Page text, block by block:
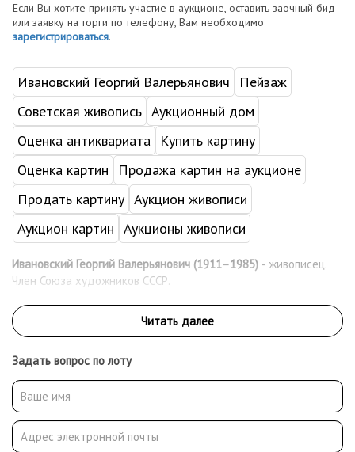
Если Вы хотите принять участие в аукционе, оставить заочный бид
или заявку на торги по телефону, Вам необходимо
зарегистрироваться.
Ивановский Георгий Валерьянович
Пейзаж
Советская живопись Аукционный дом
Оценка антиквариата
Купить картину
Оценка картин
Продажа картин на аукционе
Продать картину Аукцион живописи
Аукцион картин Аукционы живописи
Ивановский Георгий Валерьянович (1911–1985) - живописец.
Член Союза художников СССР.
Задать вопрос по лоту